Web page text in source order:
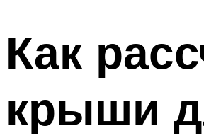
Как
крыши